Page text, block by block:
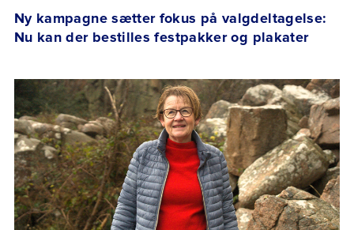
Ny kampagne sætter fokus på valgdeltagelse:
Nu kan der bestilles festpakker og plakater